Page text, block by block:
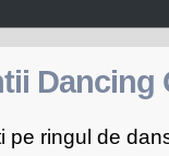
Dancing
pe ringul de